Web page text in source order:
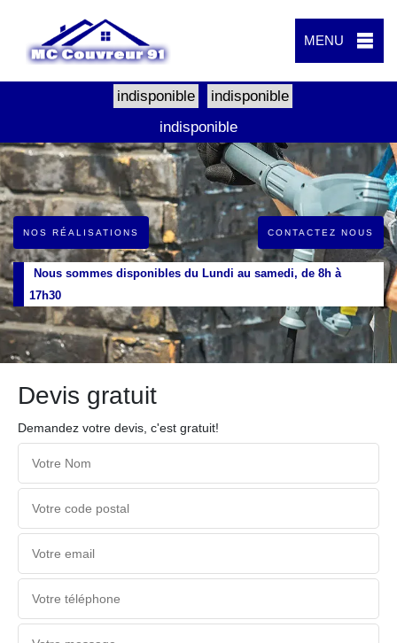
MENU
indisponible
indisponible
indisponible
NOS RÉALISATIONS CONTACTEZ NOUS
Nous sommes disponibles du Lundi au samedi, de 8h à
17h30
Devis gratuit
Demandez votre devis, c'est gratuit!